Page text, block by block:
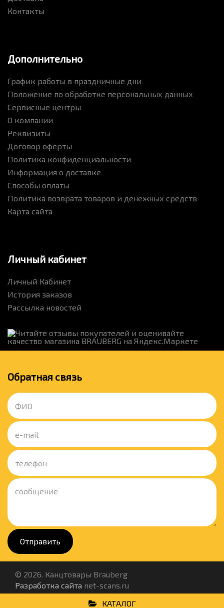
Контакты
Дополнительно
График работы в праздничные дни
Положение по обработке персональных данных
Сервисные центры
О компании
Реквизиты
Договор оферты
Политика конфиденциальности
Информация о доставке
Способы оплаты
Политика возврата товаров и денежных средств
Карта сайта
Личный кабинет
Личный Кабинет
История заказов
Рассылка новостей
Обратная связь
Отправить
© 2026. Канцтовары Brauberg
Разработка сайта net-scans.ru